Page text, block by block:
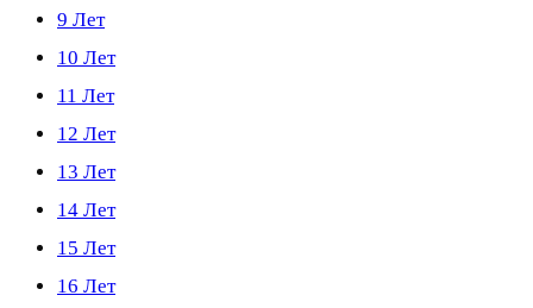
9 Лет
10 Лет
11 Лет
12 Лет
13 Лет
14 Лет
15 Лет
16 Лет